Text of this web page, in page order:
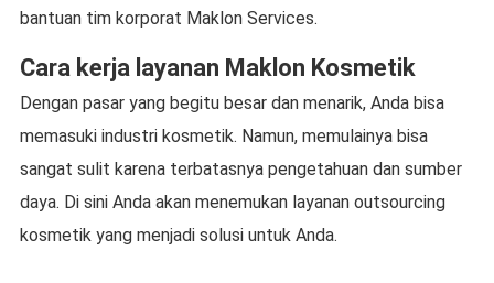
bantuan tim korporat Maklon Services.
Cara kerja layanan Maklon Kosmetik
Dengan pasar yang begitu besar dan menarik, Anda bisa
memasuki industri kosmetik. Namun, memulainya bisa
sangat sulit karena terbatasnya pengetahuan dan sumber
daya. Di sini Anda akan menemukan layanan outsourcing
kosmetik yang menjadi solusi untuk Anda.